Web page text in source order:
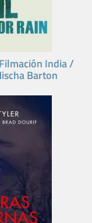
India /
Barton